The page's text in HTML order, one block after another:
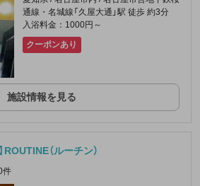
通線・名城線「久屋大通」駅 徒歩 約3分
入浴料金：1000円～
クーポンあり
施設情報を見る
ROUTINE（ルーチン）
件